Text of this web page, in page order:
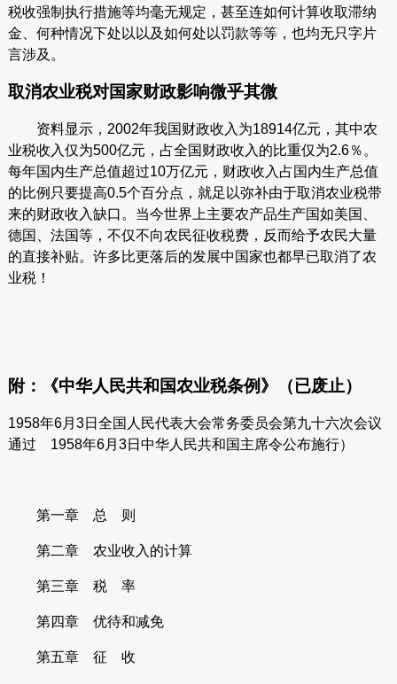
税收强制执行措施等均毫无规定，甚至连如何计算收取滞纳
金、何种情况下处以以及如何处以罚款等等，也均无只字片
言涉及。
取消农业税对国家财政影响微乎其微
资料显示，2002年我国财政收入为18914亿元，其中农
业税收入仅为500亿元，占全国财政收入的比重仅为2.6％。
每年国内生产总值超过10万亿元，财政收入占国内生产总值
的比例只要提高0.5个百分点，就足以弥补由于取消农业税带
来的财政收入缺口。当今世界上主要农产品生产国如美国、
德国、法国等，不仅不向农民征收税费，反而给予农民大量
的直接补贴。许多比更落后的发展中国家也都早已取消了农
业税！
附：《中华人民共和国农业税条例》（已废止）
1958年6月3日全国人民代表大会常务委员会第九十六次会议
通过 1958年6月3日中华人民共和国主席令公布施行）
第一章 总 则
第二章 农业收入的计算
第三章 税 率
第四章 优待和减免
第五章 征 收